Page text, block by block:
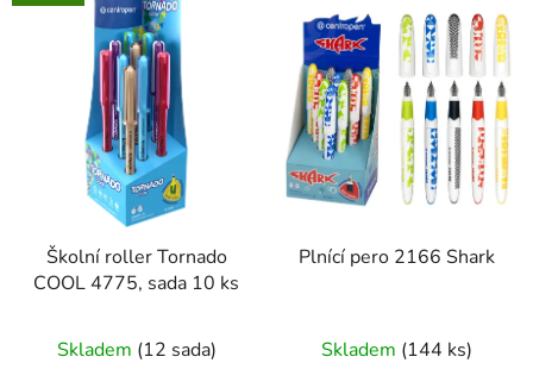
ý
Školní roller Tornado
COOL 4775, sada 10 ks
Skladem (12 sada)
Plnící pero 2166 Shark
Skladem (144 ks)